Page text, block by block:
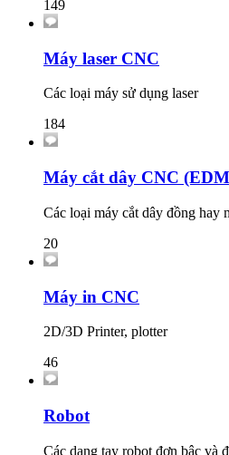
149
Máy laser CNC
Các loại máy sử dụng laser
184
Máy cắt dây CNC
Các loại máy cắt dây đồng
20
Máy in CNC
2D/3D Printer, plotter
46
Robot
Các dạng tay robot đơn bậc và